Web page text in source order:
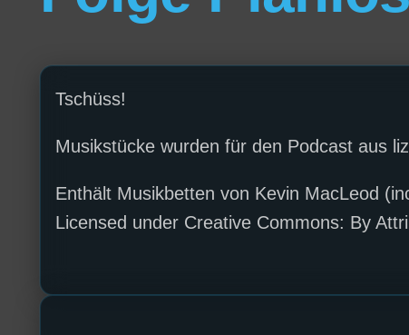
Tschüss!
Musikstücke wurden für den Podcast aus
Enthält Musikbetten von Kevin MacLeod
Licensed under Creative Commons: By